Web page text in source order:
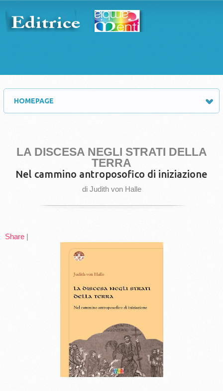
HOMEPAGE
LA DISCESA NEGLI STRATI DELLA
TERRA
Nel cammino antroposofico di iniziazione
di Judith von Halle
Share |